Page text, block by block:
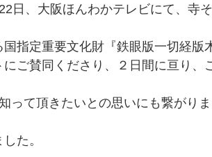
日、大阪ほんわかテレビにて、寺
指定重要文化財『鉄眼版一切経版
ご賛同くださり、２日間に亘り、
って頂きたいとの思いにも繋がり
た。